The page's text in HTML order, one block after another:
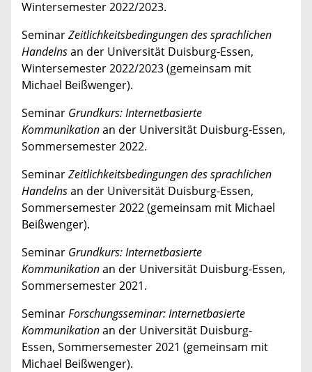
Wintersemester 2022/2023.
SeminarZeitlichkeitsbedingungendes sprachlichen
Handelnsan der Universität Duisburg-Essen,
Wintersemester 2022/2023 (gemeinsam mit
Michael Beißwenger).
Seminar Grundkurs: Internetbasierte
Kommunikationan der Universität Duisburg-Essen,
Sommersemester 2022.
SeminarZeitlichkeitsbedingungendes sprachlichen
Handelnsan der Universität Duisburg-Essen,
Sommersemester 2022 (gemeinsam mit Michael
Beißwenger).
Seminar Grundkurs: Internetbasierte
Kommunikationan der Universität Duisburg-Essen,
Sommersemester 2021.
SeminarForschungsseminar: Internetbasierte
Kommunikationan der Universität Duisburg-
Essen, Sommersemester 2021 (gemeinsam mit
Michael Beißwenger).